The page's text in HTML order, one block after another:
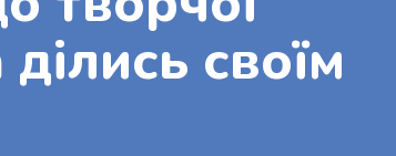
своїм